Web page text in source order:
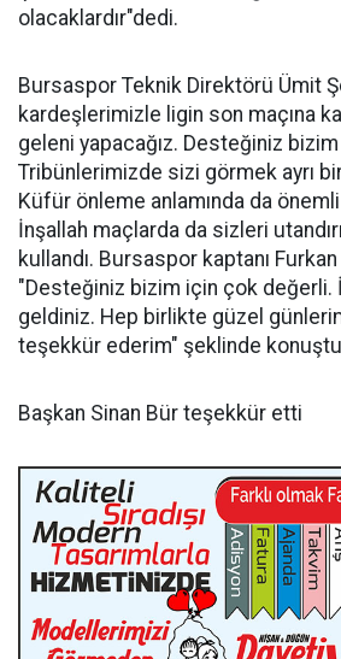
olacaklardır"dedi.
Bursaspor Teknik Direktörü Ümit
kardeşlerimizle ligin son maçına
geleni yapacağız. Desteğiniz
Tribünlerimizde sizi görmek ayrı
Küfür önleme anlamında da
İnşallah maçlarda da sizleri
kullandı. Bursaspor kaptanı
"Desteğiniz bizim için çok değerli.
geldiniz. Hep birlikte güzel
teşekkür ederim" şeklinde
Başkan Sinan Bür teşekkür etti